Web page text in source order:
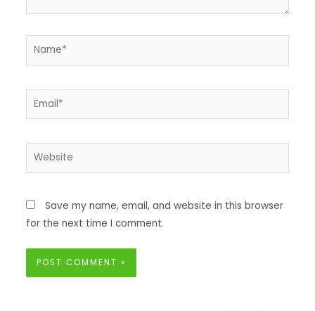
Save my name, email, and website in this browser
for the next time I comment.